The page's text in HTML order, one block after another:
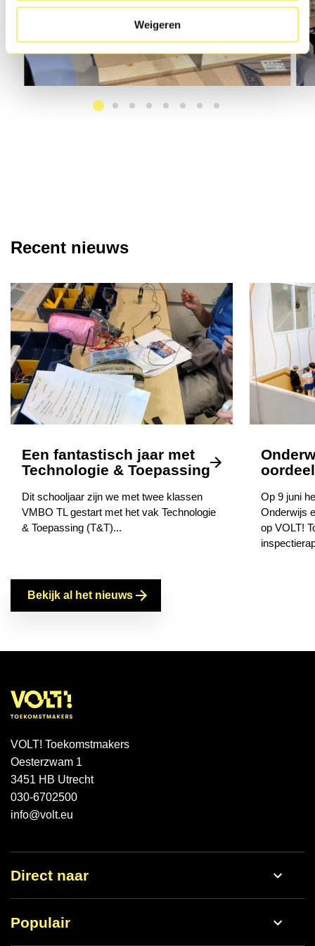
Weigeren
Recent nieuws
Een fantastisch jaar met
Technologie & Toepassing
Dit schooljaar zijn we met twee klassen
VMBO TL gestart met het vak Technologie
& Toepassing (T&T)...
Op 9 juni
Onderwijs
op VOLT!
Bekijk al het nieuws
VOLT! Toekomstmakers
Oesterzwam 1
3451 HB Utrecht
030-6702500
info@volt.eu
Direct naar
Populair